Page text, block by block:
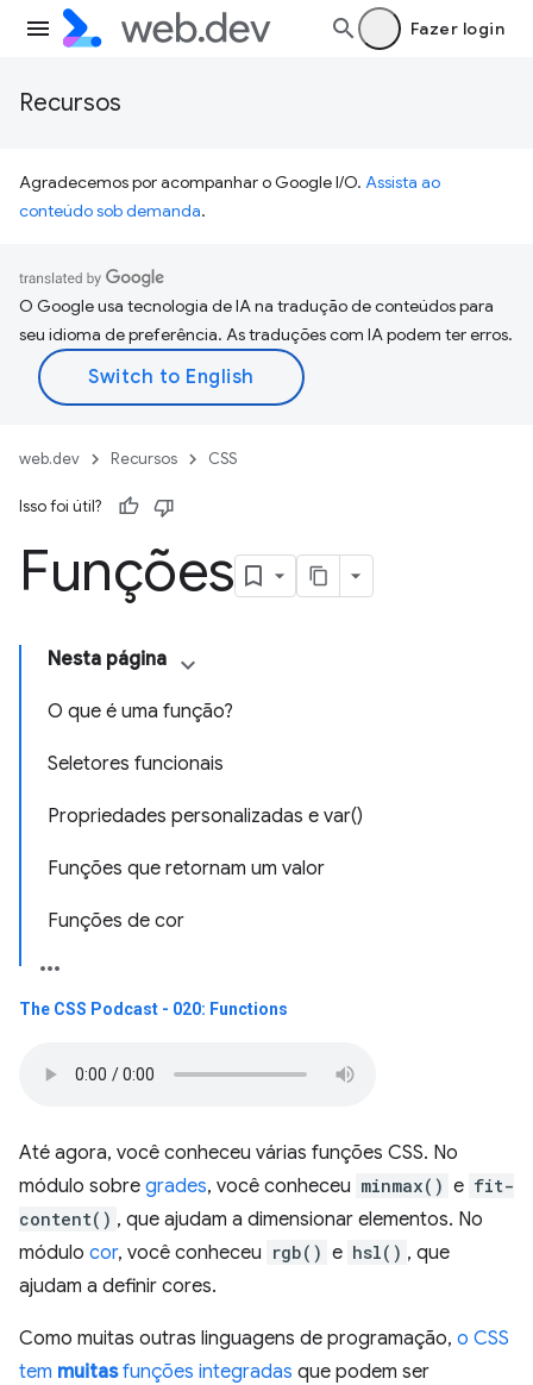
Fazer login
Recursos
Agradecemos por acompanhar o Google I/O. Assista ao
conteúdo sob demanda.
O Google usa tecnologia de IA na tradução de conteúdos para
seu idioma de preferência. As traduções com IA podem ter erros.
web.dev Recursos CSS
Isso foi útil?
Funções
Nesta página
O que é uma função?
Seletores funcionais
Propriedades personalizadas e var()
Funções que retornam um valor
Funções de cor
The CSS Podcast - 020: Functions
Até agora, você conheceu várias funções CSS. No
módulo sobre grades, você conheceu minmax() e fit-
content() , que ajudam a dimensionar elementos. No
módulo cor, você conheceu rgb() e hsl() , que
ajudam a definir cores.
Como muitas outras linguagens de programação, o CSS
tem muitasfunções integradas que podem ser